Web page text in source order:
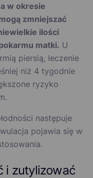
w okresie
zmniejszać
ilości
matki. U
piersią, leczenie
niż 4 tygodnie
ryzyko
następuje
pojawia się w
i zutylizować